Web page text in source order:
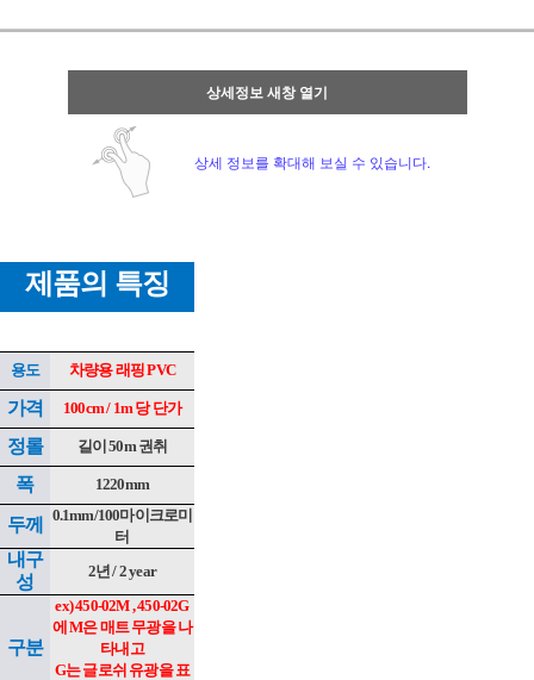
상세정보 새창 열기
상세 정보를 확대해 보실 수 있습니다.
제품의 특징
용도 차량용 래핑 PVC
가격 100cm / 1m 당 단가
정롤 길이 50m 권취
폭 1220mm
두께
0.1mm/100마이크로미
터
내구
성
2년 / 2 year
구분
ex) 450-02M , 450-02G
에 M은 매트 무광을 나
타내고
G는 글로쉬 유광을 표